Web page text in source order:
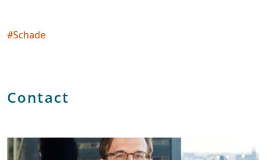
Social tags
#Schade
Contact